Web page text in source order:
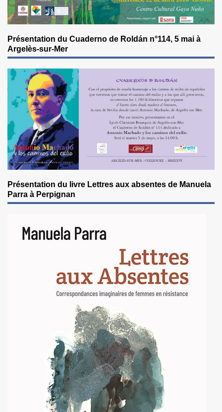
Présentation du Cuaderno de Roldán n°114, 5 mai à
Argelès-sur-Mer
Présentation du livre Lettres aux absentes de Manuela
Parra à Perpignan